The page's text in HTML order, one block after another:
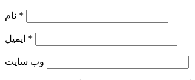
*
*
وب‌ سایت